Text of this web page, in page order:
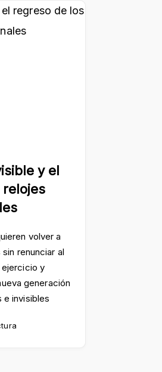
y el
volver a
renunciar al
ejercicio y
generación
e invisibles